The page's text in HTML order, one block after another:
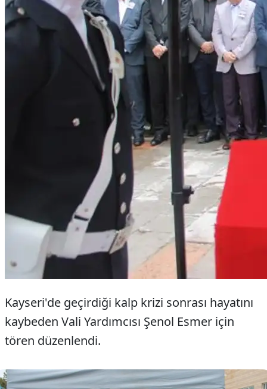
Kayseri'de geçirdiği kalp krizi sonrası hayatını
kaybeden Vali Yardımcısı Şenol Esmer için
tören düzenlendi.